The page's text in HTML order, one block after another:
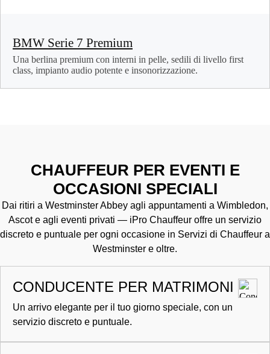
BMW Serie 7 Premium
Una berlina premium con interni in pelle, sedili di livello first
class, impianto audio potente e insonorizzazione.
CHAUFFEUR PER EVENTI E
OCCASIONI SPECIALI
Dai ritiri a Westminster Abbey agli appuntamenti a Wimbledon,
Ascot e agli eventi privati — iPro Chauffeur offre un servizio
discreto e puntuale per ogni occasione in Servizi di Chauffeur a
Westminster e oltre.
CONDUCENTE PER MATRIMONI
Un arrivo elegante per il tuo giorno speciale, con un
servizio discreto e puntuale.